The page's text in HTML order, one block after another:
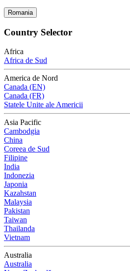
Romania
Country Selector
Africa
Africa de Sud
America de Nord
Canada (EN)
Canada (FR)
Statele Unite ale Americii
Asia Pacific
Cambodgia
China
Coreea de Sud
Filipine
India
Indonezia
Japonia
Kazahstan
Malaysia
Pakistan
Taiwan
Thailanda
Vietnam
Australia
Australia